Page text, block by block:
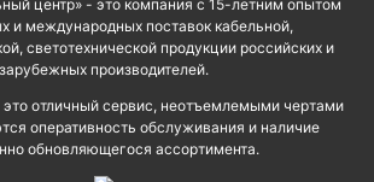
центр» - это компания с 15-летним опытом
и международных поставок кабельной,
светотехнической продукции российских и
зарубежных производителей.
отличный сервис, неотъемлемыми чертами
оперативность обслуживания и наличие
обновляющегося ассортимента.